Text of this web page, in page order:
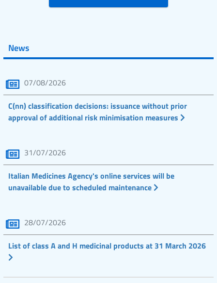
News
07/08/2026
C(nn) classification decisions: issuance without prior
approval of additional risk minimisation measures
31/07/2026
Italian Medicines Agency's online services will be
unavailable due to scheduled maintenance
28/07/2026
List of class A and H medicinal products at 31 March 2026